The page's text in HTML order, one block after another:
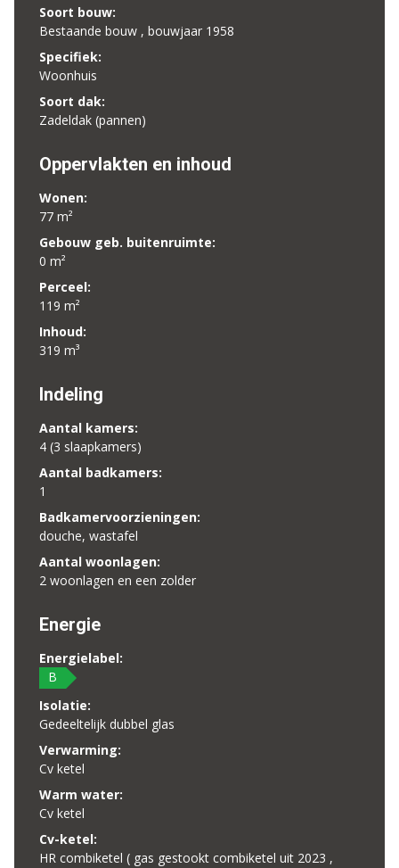
Soort bouw:
Bestaande bouw , bouwjaar 1958
Specifiek:
Woonhuis
Soort dak:
Zadeldak (pannen)
Oppervlakten en inhoud
Wonen:
77 m²
Gebouw geb. buitenruimte:
0 m²
Perceel:
119 m²
Inhoud:
319 m³
Indeling
Aantal kamers:
4 (3 slaapkamers)
Aantal badkamers:
1
Badkamervoorzieningen:
douche, wastafel
Aantal woonlagen:
2 woonlagen en een zolder
Energie
Energielabel:
B
Isolatie:
Gedeeltelijk dubbel glas
Verwarming:
Cv ketel
Warm water:
Cv ketel
Cv-ketel:
HR combiketel ( gas gestookt combiketel uit 2023 ,